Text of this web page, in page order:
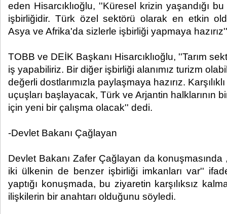
eden Hisarcıklıoğlu, ''Küresel krizin yaşandığı
işbirliğidir. Türk özel sektörü olarak en etkin
Asya ve Afrika'da sizlerle işbirliği yapmaya
TOBB ve DEİK Başkanı Hisarcıklıoğlu, ''Tarım
iş yapabiliriz. Bir diğer işbirliği alanımız turizm
değerli dostlarımızla paylaşmaya hazırız.
uçuşları başlayacak, Türk ve Arjantin halklarının
için yeni bir çalışma olacak'' dedi.
-Devlet Bakanı Çağlayan
Devlet Bakanı Zafer Çağlayan da konuşmasında
iki ülkenin de benzer işbirliği imkanları var''
yaptığı konuşmada, bu ziyaretin karşılıksız
ilişkilerin bir anahtarı olduğunu söyledi.